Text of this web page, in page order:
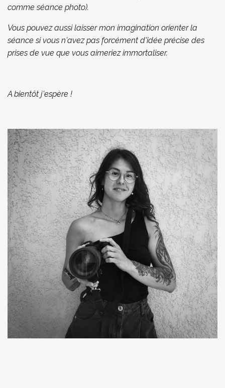
comme séance photo).
Vous pouvez aussi laisser mon imagination orienter la
séance si vous n'avez pas forcément d'idée précise des
prises de vue que vous aimeriez immortaliser.
A bientôt j'espère !